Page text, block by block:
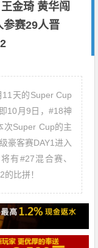
金琦 黄华闯
参赛29人晋
11天的Super Cup
10月9日，#18神
次Super Cup的主
豪客赛DAY1进入
有#27混合赛、
比拼！